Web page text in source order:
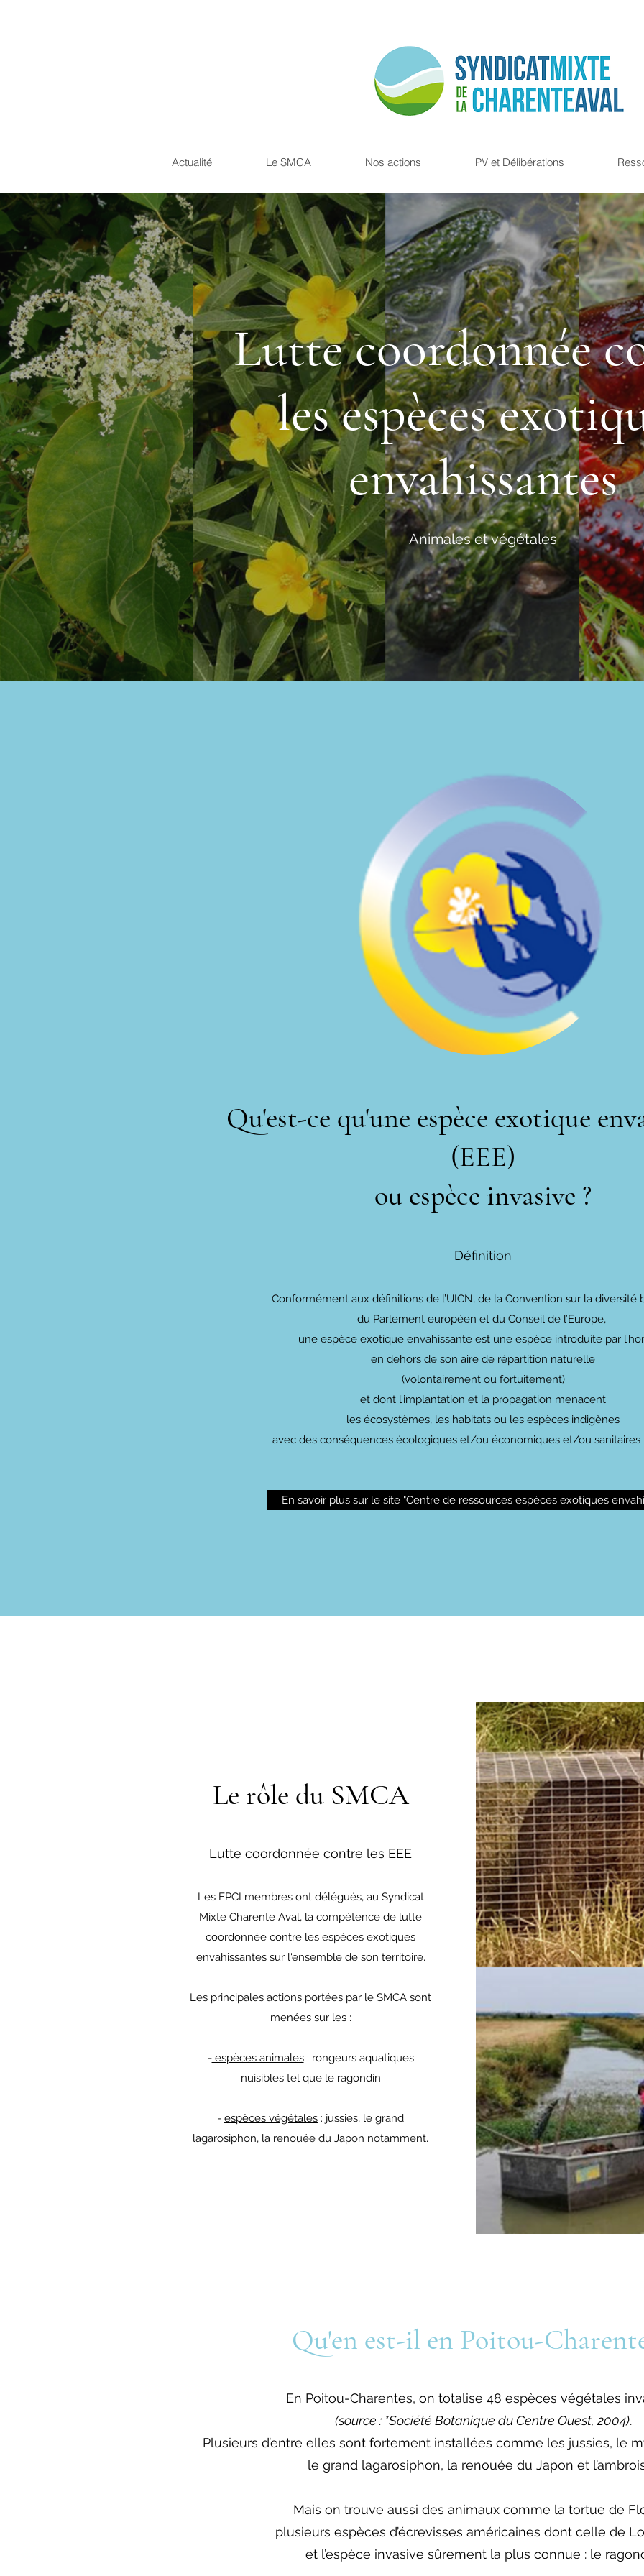
Actualité Le SMCA Nos actions PV et Délibérations
Lutte coordonnée
les espèces
envahissantes
Animales et végétales
Qu'est-ce qu'une espèce exotique
(EEE)
ou espèce invasive ?
Définition
Conformément aux définitions de l’UICN, de la Convention sur la diversité
du Parlement européen et du Conseil de l’Europe,
une espèce exotique envahissante est une espèce introduite par
en dehors de son aire de répartition naturelle
(volontairement ou fortuitement)
et dont l’implantation et la propagation menacent
les écosystèmes, les habitats ou les espèces indigènes
avec des conséquences écologiques et/ou économiques et/ou sanitaires
En savoir plus sur le site "Centre de ressources espèces exotiques
Le rôle du SMCA
Lutte coordonnée contre les EEE
Les EPCI membres ont délégués, au Syndicat
Mixte Charente Aval, la compétence de lutte
coordonnée contre les espèces exotiques
envahissantes sur l'ensemble de son territoire.
Les principales actions portées par le SMCA sont
menées sur les :
-espèces animales: rongeurs aquatiques
nuisibles tel que le ragondin
- espèces végétales : jussies, le grand
lagarosiphon, la renouée du Japon notamment.
Qu'en est-il en Poitou-
En Poitou-Charentes, on totalise 48 espèces végétales
(source : *Société Botanique du Centre Ouest, 2004).
Plusieurs d’entre elles sont fortement installées comme les jussies, le
le grand lagarosiphon, la renouée du Japon et
Mais on trouve aussi des animaux comme la tortue de
plusieurs espèces d’écrevisses américaines dont celle de
et l’espèce invasive sûrement la plus connue : le